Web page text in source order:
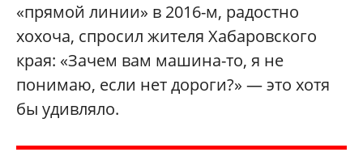
«прямой линии» в 2016-м, радостно
хохоча, спросил жителя Хабаровского
края: «Зачем вам машина-то, я не
понимаю, если нет дороги?» — это хотя
бы удивляло.